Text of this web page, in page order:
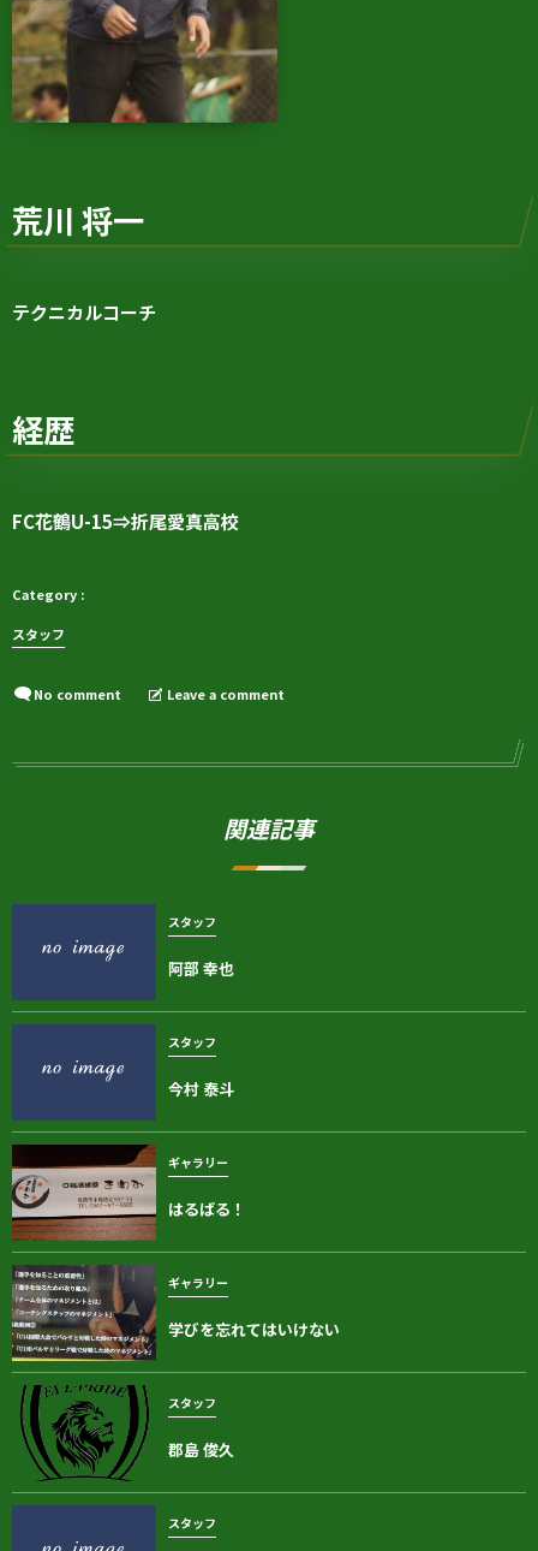
荒川 将一
テクニカルコーチ
経歴
FC花鶴U-15⇒折尾愛真高校
スタッフ
No comment Leave a comment
関連記事
スタッフ
阿部 幸也
スタッフ
今村 泰斗
ギャラリー
はるばる！
ギャラリー
学びを忘れてはいけない
スタッフ
郡島 俊久
スタッフ